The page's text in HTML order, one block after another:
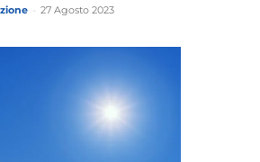
27 Agosto 2023